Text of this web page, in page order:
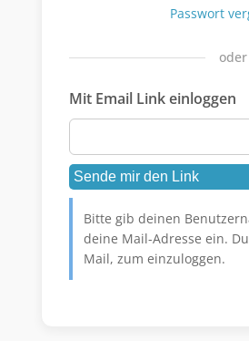
Passwort
oder
Mit Email Link einloggen
Bitte gib deinen
deine Mail-Adresse ein.
Mail, zum einzuloggen.